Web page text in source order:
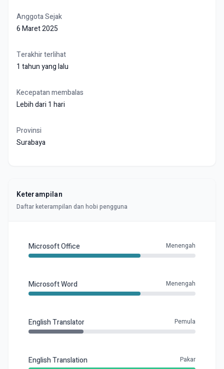
Anggota Sejak
6 Maret 2025
Terakhir terlihat
1 tahun yang lalu
Kecepatan membalas
Lebih dari 1 hari
Provinsi
Surabaya
Keterampilan
Daftar keterampilan dan hobi pengguna
Microsoft Office Menengah
Microsoft Word Menengah
English Translator Pemula
English Translation Pakar